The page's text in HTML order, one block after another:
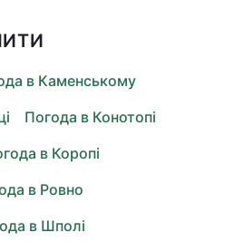
в Каменському
Погода в Конотопі
в Коропі
в Ровно
в Шполі